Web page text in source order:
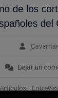
de los
del
Dejar un
Artículos,